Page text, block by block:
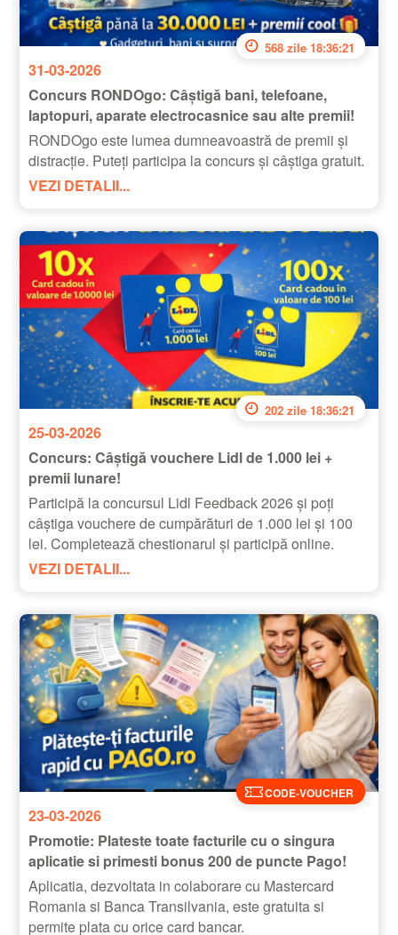
568 zile 18:36:20
31-03-2026
Concurs RONDOgo: Câștigă bani, telefoane,
laptopuri, aparate electrocasnice sau alte premii!
RONDOgo este lumea dumneavoastră de premii și
distracție. Puteți participa la concurs și câștiga gratuit.
VEZI DETALII...
202 zile 18:36:20
25-03-2026
Concurs: Câștigă vouchere Lidl de 1.000 lei +
premii lunare!
Participă la concursul Lidl Feedback 2026 și poți
câștiga vouchere de cumpărături de 1.000 lei și 100
lei. Completează chestionarul și participă online.
VEZI DETALII...
CODE-VOUCHER
23-03-2026
Promotie: Plateste toate facturile cu o singura
aplicatie si primesti bonus 200 de puncte Pago!
Aplicatia, dezvoltata in colaborare cu Mastercard
Romania si Banca Transilvania, este gratuita si
permite plata cu orice card bancar.